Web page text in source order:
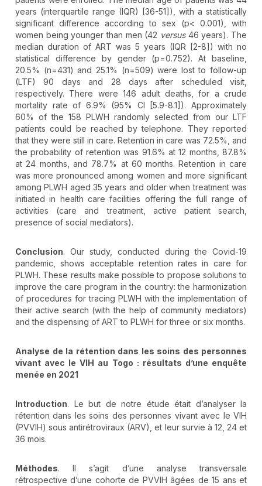
years (interquartile range (IQR) [36-51]), with a statistically
significant difference according to sex (p< 0.001), with
women being younger than men (42 versus46 years). The
median duration of ART was 5 years (IQR [2-8]) with no
statistical difference by gender (p=0.752). At baseline,
20.5% (n=431) and 25.1% (n=509) were lost to follow-up
(LTF) 90 days and 28 days after scheduled visit,
respectively. There were 146 adult deaths, for a crude
mortality rate of 6.9% (95% CI [5.9-8.1]). Approximately
60% of the 158 PLWH randomly selected from our LTF
patients could be reached by telephone. They reported
that they were still in care. Retention in care was 72.5%, and
the probability of retention was 91.6% at 12 months, 87.8%
at 24 months, and 78.7% at 60 months. Retention in care
was more pronounced among women and more significant
among PLWH aged 35 years and older when treatment was
initiated in health care facilities offering the full range of
activities (care and treatment, active patient search,
presence of social mediators).
Conclusion. Our study, conducted during the Covid-19
pandemic, shows acceptable retention rates in care for
PLWH. These results make possible to propose solutions to
improve the care program in the country: the harmonization
of procedures for tracing PLWH with the implementation of
their active search (with the help of community mediators)
and the dispensing of ART to PLWH for three or six months.
Analyse de la rétention dans les soins des personnes
vivant avec le VIH au Togo : résultats d’une enquête
menée en 2021
Introduction. Le but de notre étude était d’analyser la
rétention dans les soins des personnes vivant avec le VIH
(PVVIH) sous antirétroviraux (ARV), et leur survie à 12, 24 et
36 mois.
Méthodes. Il s’agit d’une analyse transversale
rétrospective d’une cohorte de PVVIH âgées de 15 ans et